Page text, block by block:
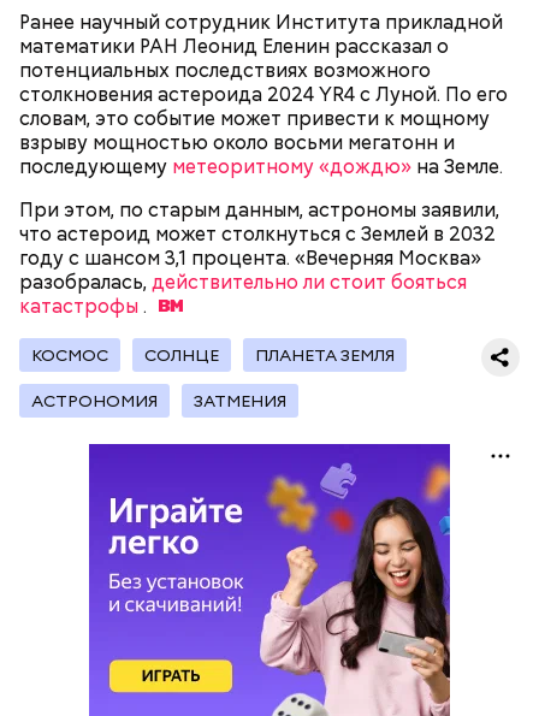
Ранее научный сотрудник Института прикладной
математики РАН Леонид Еленин рассказал о
потенциальных последствиях возможного
столкновения астероида 2024 YR4 с Луной. По его
словам, это событие может привести к мощному
взрыву мощностью около восьми мегатонн и
последующему метеоритному «дождю» на Земле.
При этом, по старым данным, астрономы заявили,
что астероид может столкнуться с Землей в 2032
году с шансом 3,1 процента. «Вечерняя Москва»
разобралась, действительно ли стоит бояться
катастрофы.
КОСМОС СОЛНЦЕ ПЛАНЕТА ЗЕМЛЯ
АСТРОНОМИЯ ЗАТМЕНИЯ
кабачок;
петрушка;
оливковое масло;
— Кабачки, порезанные кубиками, нужно легко
обжарить на сковороде. К ним добавляются зелень
петрушки, чеснок, соль и оливковое масло.
Получается очень вкусно, — поделился рецептом
Копылов.
с сахарным диабетом;
лишним весом.
увлекаться, так же как и арбузами, людям с
сахарным диабетом и лишним весом, —
подчеркнула доктор.